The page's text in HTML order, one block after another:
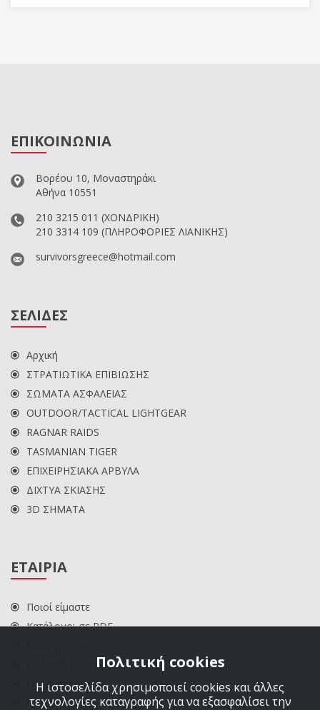
ΕΠΙΚΟΙΝΩΝΙΑ
Βορέου 10, Μοναστηράκι
Αθήνα 10551
210 3215 011 (ΧΟΝΔΡΙΚΗ)
210 3314 109 (ΠΛΗΡΟΦΟΡΙΕΣ ΛΙΑΝΙΚΗΣ)
survivorsgreece@hotmail.com
ΣΕΛΙΔΕΣ
Αρχική
ΣΤΡΑΤΙΩΤΙΚΑ ΕΠΙΒΙΩΣΗΣ
ΣΩΜΑΤΑ ΑΣΦΑΛΕΙΑΣ
OUTDOOR/TACTICAL LIGHTGEAR
RAGNAR RAIDS
TASMANIAN TIGER
ΕΠΙΧΕΙΡΗΣΙΑΚΑ ΑΡΒΥΛΑ
ΔΙΧΤΥΑ ΣΚΙΑΣΗΣ
3D ΣΗΜΑΤΑ
ΕΤΑΙΡΙΑ
Ποιοί είμαστε
Κατάλογοι σε PDF
Πολιτική επιστροφών
Πολιτική cookies
ΕΠΙΚΟΙΝΩΝΙΑ
Πολιτική cookies
Η ιστοσελίδα χρησιμοποιεί cookies και άλλες
τεχνολογίες καταγραφής για να εξασφαλίσει την